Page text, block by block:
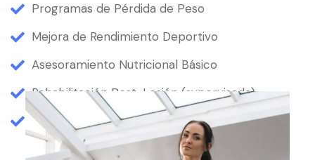
Programas de Pérdida de Peso
Mejora de Rendimiento Deportivo
Asesoramiento Nutricional Básico
Rehabilitación Post-Lesión (supervisada)
Estilo de Vida Saludable